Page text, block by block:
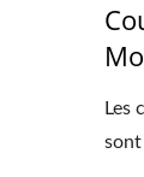
Les
sont